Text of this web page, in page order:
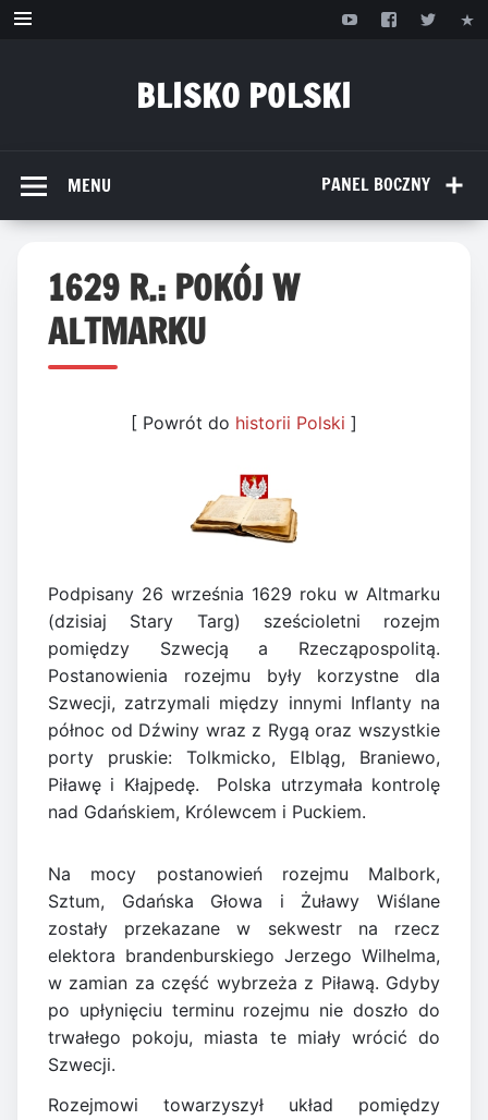
Przejdź
BLISKO POLSKI
PANEL BOCZNY
MENU
1629 R.: POKÓJ W
ALTMARKU
[ Powrót do historii Polski ]
Podpisany 26 września 1629 roku w Altmarku
(dzisiaj Stary Targ) sześcioletni rozejm
pomiędzy Szwecją a Rzecząpospolitą.
Postanowienia rozejmu były korzystne dla
Szwecji, zatrzymali między innymi Inflanty na
północ od Dźwiny wraz z Rygą oraz wszystkie
porty pruskie: Tolkmicko, Elbląg, Braniewo,
Piławę i Kłajpedę. Polska utrzymała kontrolę
nad Gdańskiem, Królewcem i Puckiem.
Na mocy postanowień rozejmu Malbork,
Sztum, Gdańska Głowa i Żuławy Wiślane
zostały przekazane w sekwestr na rzecz
elektora brandenburskiego Jerzego Wilhelma,
w zamian za część wybrzeża z Piławą. Gdyby
po upłynięciu terminu rozejmu nie doszło do
trwałego pokoju, miasta te miały wrócić do
Szwecji.
Rozejmowi towarzyszył układ pomiędzy